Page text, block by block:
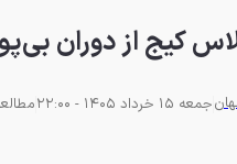
کیج از دوران
جمعه 15 خرداد 1405 - 22:00
مطالعه 3